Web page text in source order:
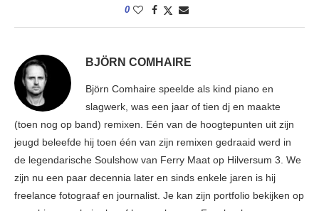
0
BJÖRN COMHAIRE
Björn Comhaire speelde als kind piano en
slagwerk, was een jaar of tien dj en maakte
(toen nog op band) remixen. Eén van de hoogtepunten uit zijn
jeugd beleefde hij toen één van zijn remixen gedraaid werd in
de legendarische Soulshow van Ferry Maat op Hilversum 3. We
zijn nu een paar decennia later en sinds enkele jaren is hij
freelance fotograaf en journalist. Je kan zijn portfolio bekijken op